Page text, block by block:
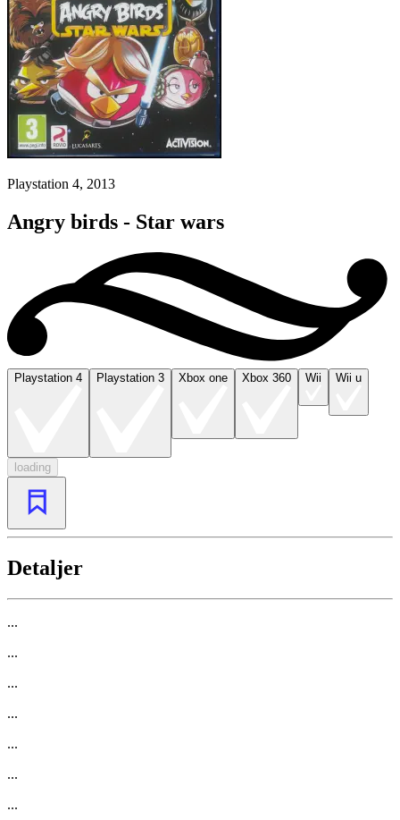
Playstation 4, 2013
Angry birds - Star wars
Playstation 4 Playstation 3 Xbox one Xbox 360 Wii Wii u
loading
Detaljer
...
...
...
...
...
...
...